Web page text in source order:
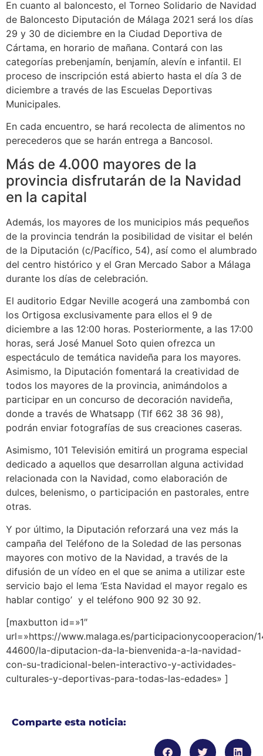
En cuanto al baloncesto, el Torneo Solidario de Navidad
de Baloncesto Diputación de Málaga 2021 será los días
29 y 30 de diciembre en la Ciudad Deportiva de
Cártama, en horario de mañana. Contará con las
categorías prebenjamín, benjamín, alevín e infantil. El
proceso de inscripción está abierto hasta el día 3 de
diciembre a través de las Escuelas Deportivas
Municipales.
En cada encuentro, se hará recolecta de alimentos no
perecederos que se harán entrega a Bancosol.
Más de 4.000 mayores de la
provincia disfrutarán de la Navidad
en la capital
Además, los mayores de los municipios más pequeños
de la provincia tendrán la posibilidad de visitar el belén
de la Diputación (c/Pacífico, 54), así como el alumbrado
del centro histórico y el Gran Mercado Sabor a Málaga
durante los días de celebración.
El auditorio Edgar Neville acogerá una zambombá con
los Ortigosa exclusivamente para ellos el 9 de
diciembre a las 12:00 horas. Posteriormente, a las 17:00
horas, será José Manuel Soto quien ofrezca un
espectáculo de temática navideña para los mayores.
Asimismo, la Diputación fomentará la creatividad de
todos los mayores de la provincia, animándolos a
participar en un concurso de decoración navideña,
donde a través de Whatsapp (Tlf 662 38 36 98),
podrán enviar fotografías de sus creaciones caseras.
Asimismo, 101 Televisión emitirá un programa especial
dedicado a aquellos que desarrollan alguna actividad
relacionada con la Navidad, como elaboración de
dulces, belenismo, o participación en pastorales, entre
otras.
Y por último, la Diputación reforzará una vez más la
campaña del Teléfono de la Soledad de las personas
mayores con motivo de la Navidad, a través de la
difusión de un vídeo en el que se anima a utilizar este
servicio bajo el lema ‘Esta Navidad el mayor regalo es
hablar contigo’ y el teléfono 900 92 30 92.
[maxbutton id=»1″
url=»https://www.malaga.es/participacionycooperacion/
44600/la-diputacion-da-la-bienvenida-a-la-navidad-
con-su-tradicional-belen-interactivo-y-actividades-
culturales-y-deportivas-para-todas-las-edades» ]
Comparte esta noticia: